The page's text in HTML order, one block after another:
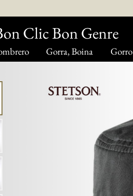
Gorra, Boina Gorro
Clic Bon Genre